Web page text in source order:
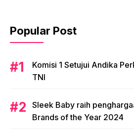
Popular Post
Komisi 1 Setujui Andika
TNI
Sleek Baby raih
Brands of the Year 2024